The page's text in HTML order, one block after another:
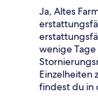
Ja, Altes
wenige
Einzelheiten
findest du in